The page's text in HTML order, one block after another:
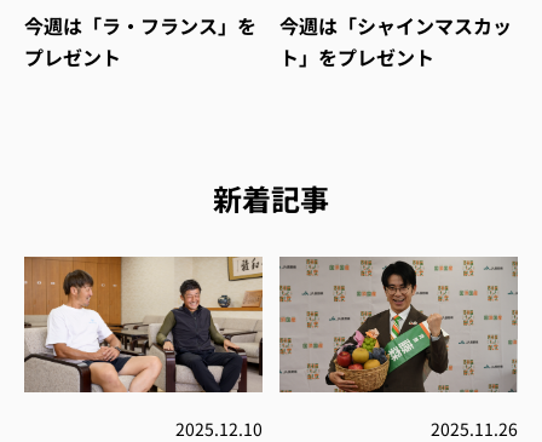
今週は「ラ・フランス」を
プレゼント
今週は「シャインマスカッ
ト」をプレゼント
新着記事
2025.12.10 2025.11.26